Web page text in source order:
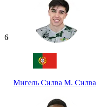
6
Мигель Силва М. Силва